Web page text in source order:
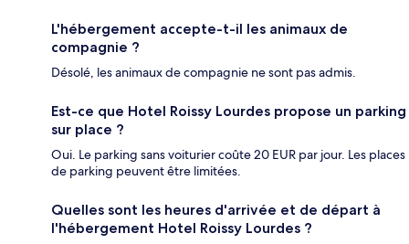
L'hébergement accepte-t-il les animaux de
compagnie ?
Désolé, les animaux de compagnie ne sont pas admis.
Est-ce que Hotel Roissy Lourdes propose un parking
sur place ?
Oui. Le parking sans voiturier coûte 20 EUR par jour. Les places
de parking peuvent être limitées.
Quelles sont les heures d'arrivée et de départ à
l'hébergement Hotel Roissy Lourdes ?